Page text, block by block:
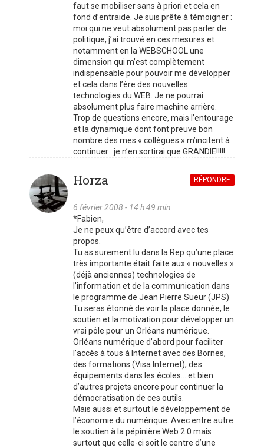
faut se mobiliser sans à priori et cela en
fond d’entraide. Je suis prête à témoigner :
moi qui ne veut absolument pas parler de
politique, j’ai trouvé en ces mesures et
notamment en la WEBSCHOOL une
dimension qui m’est complètement
indispensable pour pouvoir me développer
et cela dans l’ère des nouvelles
technologies du WEB. Je ne pourrai
absolument plus faire machine arrière.
Trop de questions encore, mais l’entourage
et la dynamique dont font preuve bon
nombre des mes « collègues » m’incitent à
continuer : je n’en sortirai que GRANDIE!!!!!
Horza
6 février 2008 - 14 h 49 min
RÉPONDRE
*Fabien,
Je ne peux qu’être d’accord avec tes
propos.
Tu as surement lu dans la Rep qu’une place
très importante était faite aux « nouvelles »
(déjà anciennes) technologies de
l’information et de la communication dans
le programme de Jean Pierre Sueur (JPS)
Tu seras étonné de voir la place donnée, le
soutien et la motivation pour développer un
vrai pôle pour un Orléans numérique.
Orléans numérique d’abord pour faciliter
l’accès à tous à Internet avec des Bornes,
des formations (Visa Internet), des
équipements dans les écoles… et bien
d’autres projets encore pour continuer la
démocratisation de ces outils.
Mais aussi et surtout le développement de
l’économie du numérique. Avec entre autre
le soutien à la pépinière Web 2.0 mais
surtout que celle-ci soit le centre d’une